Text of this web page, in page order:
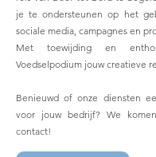
je te ondersteunen op het
sociale media, campagnes en
Met toewijding en
Voedselpodium jouw creatieve
Benieuwd of onze diensten
voor jouw bedrijf? We
contact!